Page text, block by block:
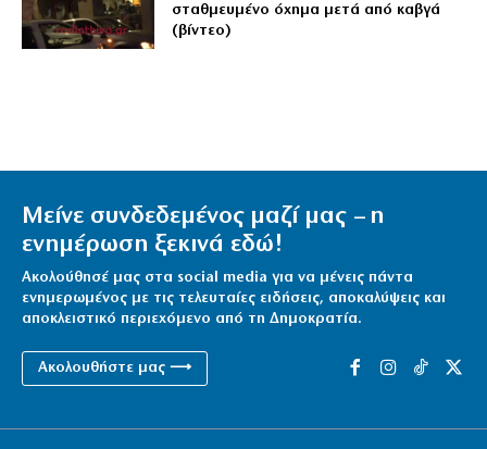
σταθμευμένο όχημα μετά από καβγά
(βίντεο)
Μείνε συνδεδεμένος μαζί μας – η
ενημέρωση ξεκινά εδώ!
Ακολούθησέ μας στα social media για να μένεις πάντα
ενημερωμένος με τις τελευταίες ειδήσεις, αποκαλύψεις και
αποκλειστικό περιεχόμενο από τη Δημοκρατία.
Ακολουθήστε μας ⟶